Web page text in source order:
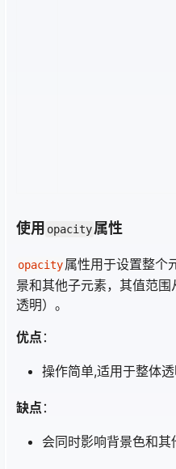
使用 opacity属性
opacity属性用于设置整个
景和其他子元素，其值范
透明）。
优点 ：
操作简单,适用于整体透
缺点 ：
会同时影响背景色和其